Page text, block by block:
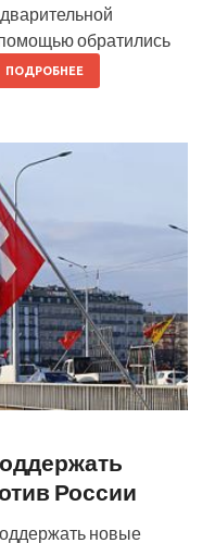
обратились
ПОДРОБНЕЕ
России
новые